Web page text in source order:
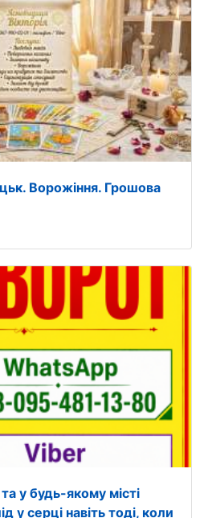
Ворожіння. Грошова
у будь-якому місті
у серці навіть тоді, коли